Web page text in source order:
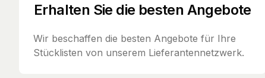
Erhalten Sie die besten Angebote
Wir beschaffen die besten Angebote für Ihre
Stücklisten von unserem Lieferantennetzwerk.